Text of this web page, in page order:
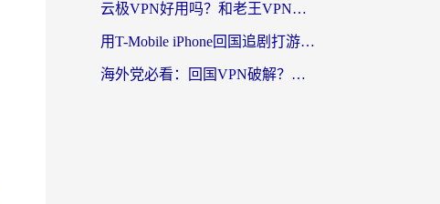
云极VPN好用吗？和老王VPN对比哪个回国效果更好？海外党必看的真实体验指南
用T-Mobile iPhone回国追剧打游戏，我差点把手机砸了
海外党必看：回国VPN破解？别踩坑！3步选对加速器无缝刷国内资源